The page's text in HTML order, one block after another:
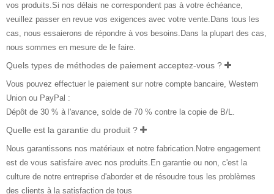
vos produits.Si nos délais ne correspondent pas à votre échéance,
veuillez passer en revue vos exigences avec votre vente.Dans tous les
cas, nous essaierons de répondre à vos besoins.Dans la plupart des cas,
nous sommes en mesure de le faire.
Quels types de méthodes de paiement acceptez-vous ?
Vous pouvez effectuer le paiement sur notre compte bancaire, Western
Union ou PayPal :
Dépôt de 30 % à l'avance, solde de 70 % contre la copie de B/L.
Quelle est la garantie du produit ?
Nous garantissons nos matériaux et notre fabrication.Notre engagement
est de vous satisfaire avec nos produits.En garantie ou non, c'est la
culture de notre entreprise d'aborder et de résoudre tous les problèmes
des clients à la satisfaction de tous